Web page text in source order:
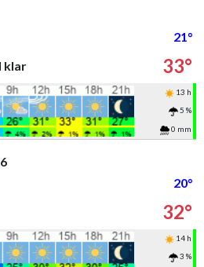
21°
klar
33°
13 h
5 %
0 mm
20°
32°
14 h
3 %